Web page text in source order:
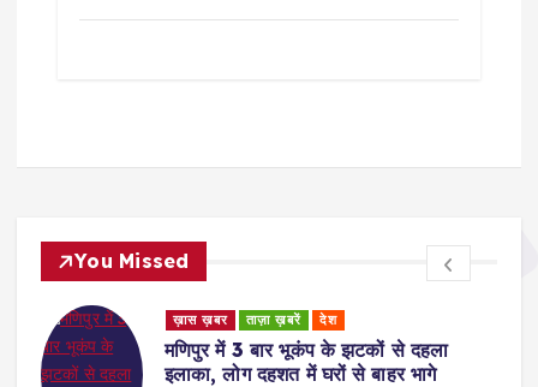
You Missed
ख़ास ख़बर ताज़ा ख़बरें देश
मणिपुर में 3 बार भूकंप के झटकों से दहला
इलाका, लोग दहशत में घरों से बाहर भागे